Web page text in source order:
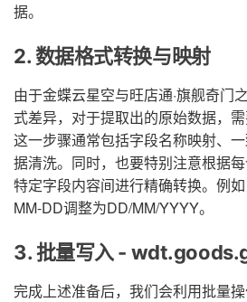
据。
2. 数据格式转换与映射
由于金蝶云星空与旺店通·旗舰奇门
式差异，对于提取出的原始数据，需
这一步骤通常包括字段名称映射、
据清洗。同时，也要特别注意根据
特定字段内容间进行精确转换。例
MM-DD调整为DD/MM/YYYY。
3. 批量写入 -
完成上述准备后，我们会利用批量